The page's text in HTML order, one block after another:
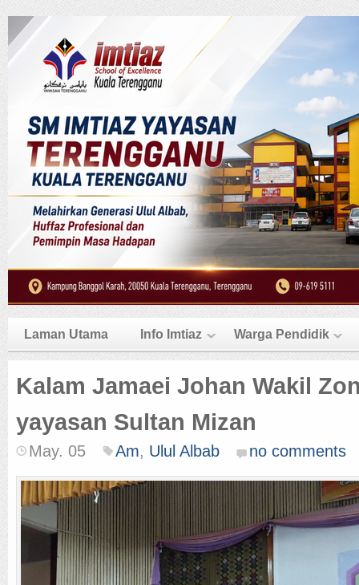
Laman Utama Info Imtiaz Warga Pendidik
Kalam Jamaei Johan Wakil
yayasan Sultan Mizan
May. 05 Am, Ulul Albab no comments